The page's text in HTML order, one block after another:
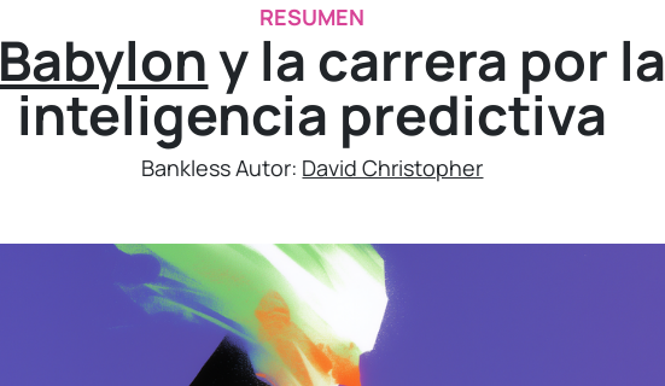
RESUMEN
Babylony la carrera por la
inteligencia predictiva
Bankless Autor: David Christopher